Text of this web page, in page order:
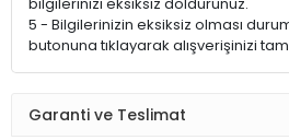
bilgilerinizi eksiksiz doldurunuz.
5 - Bilgilerinizin eksiksiz olması
butonuna tıklayarak alışverişinizi
Garanti ve Teslimat